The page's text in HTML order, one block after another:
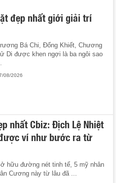
đẹp nhất giới giải trí
Bá Chi, Đổng Khiết, Chương
Di được khen ngợi là ba ngôi sao
08/2026
nhất Cbiz: Địch Lệ Nhiệt
ví như bước ra từ
hữu đường nét tinh tế, 5 mỹ nhân
Cương này từ lâu đã ...